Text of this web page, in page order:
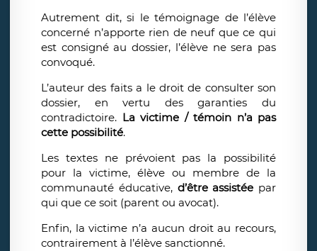
Autrement dit, si le témoignage de l’élève
concerné n’apporte rien de neuf que ce qui
est consigné au dossier, l’élève ne sera pas
convoqué.
L’auteur des faits a le droit de consulter son
dossier, en vertu des garanties du
contradictoire. La victime / témoin n’a pas
cette possibilité.
Les textes ne prévoient pas la possibilité
pour la victime, élève ou membre de la
communauté éducative, d’être assistée par
qui que ce soit (parent ou avocat).
Enfin, la victime n’a aucun droit au recours,
contrairement à l’élève sanctionné.